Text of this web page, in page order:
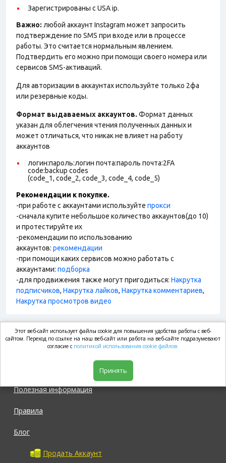
Зарегистрированы с USA ip.
Важно: любой аккаунт Instagram может запросить
подтверждение по SMS при входе или в процессе
работы. Это считается нормальным явлением.
Подтвердить его можно при помощи своего номера или
сервисов SMS-активаций.
Для авторизации в аккаунтах используйте только 2фа
или резервные коды.
Формат выдаваемых аккаунтов. Формат данных
указан для облегчения чтения полученных данных и
может отличаться, что никак не влияет на работу
аккаунтов
логин:пароль:логин почта:пароль почта:2FA
code:backup codes
(code_1, code_2, code_3, code_4, code_5)
Рекомендации к покупке.
-при работе с аккаунтами используйте прокси
-сначала купите небольшое количество аккаунтов(до 10)
и протестируйте их
-рекомендации по использованию
аккаунтов: рекомендации
-при помощи каких сервисов можно работать с
аккаунтами: подборка
-для продвижения также могут пригодиться: Накрутка
подписчиков, Накрутка лайков, Накрутка комментариев,
Накрутка просмотров видео
market.com
Полезная информация
Правила
Блог
Продать Аккаунт
Этот веб-сайт использует файлы cookie для повышения удобства работы с веб-
сайтом. Переход по ссылке на наш веб-сайт или работа на веб-сайте подразумевают
согласие с политикой использования cookie файлов.
Принять